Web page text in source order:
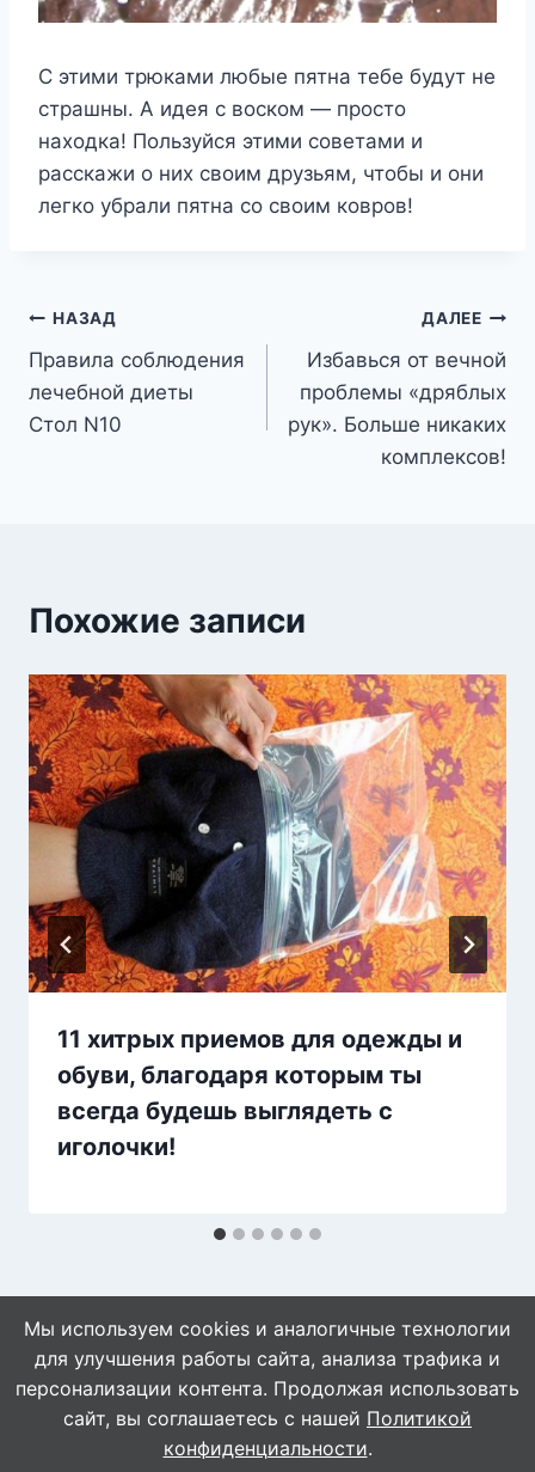
С этими трюками любые пятна тебе будут не
страшны. А идея с воском — просто
находка! Пользуйся этими советами и
расскажи о них своим друзьям, чтобы и они
легко убрали пятна со своим ковров!
Навигация
по
записям
НАЗАД
Правила соблюдения
лечебной диеты
Стол N10
ДАЛЕЕ
Избавься от вечной
проблемы «дряблых
рук». Больше никаких
комплексов!
Похожие записи
11 хитрых приемов для одежды и
обуви, благодаря которым ты
всегда будешь выглядеть с
иголочки!
© 2026 Naget.Ru
Мы используем cookies и аналогичные технологии
для улучшения работы сайта, анализа трафика и
персонализации контента. Продолжая использовать
сайт, вы соглашаетесь с нашей Политикой
конфиденциальности.